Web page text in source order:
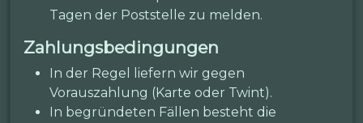
Tagen der Poststelle zu melden.
Zahlungsbedingungen
In der Regel liefern wir gegen
Vorauszahlung (Karte oder Twint).
In begründeten Fällen besteht die